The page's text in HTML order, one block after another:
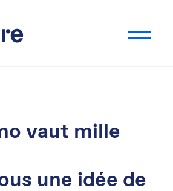
vaut mille
une idée de